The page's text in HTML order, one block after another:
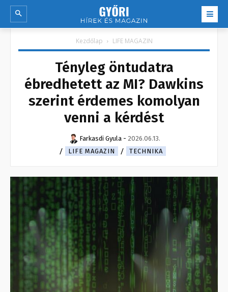
Kezdőlap LIFE MAGAZIN
Tényleg öntudatra
ébredhetett az MI? Dawkins
szerint érdemes komolyan
venni a kérdést
Farkasdi Gyula - 2026.06.13.
LIFE MAGAZIN
TECHNIKA